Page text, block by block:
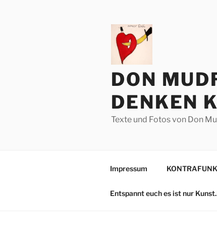
DON
DENKEN
Texte und Fotos von Don
Impressum
Entspannt euch es ist nur